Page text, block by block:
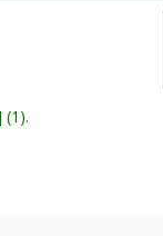
(1).